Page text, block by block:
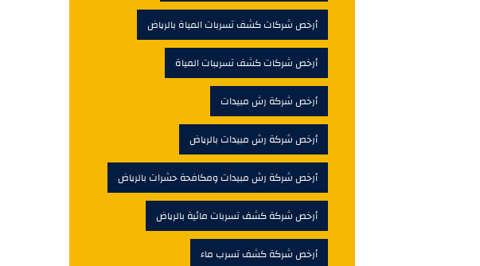
أرخص شركات كشف تسربات المياة بالرياض
أرخص شركات كشف تسريبات المياة
أرخص شركة رش مبيدات
أرخص شركة رش مبيدات بالرياض
أرخص شركة رش مبيدات ومكافحة حشرات بالرياض
أرخص شركة كشف تسربات مائية بالرياض
أرخص شركة كشف تسرب ماء